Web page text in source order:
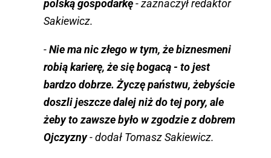
polską gospodarkę- zaznaczył redaktor
Sakiewicz.
-Nie ma nic złego w tym, że biznesmeni
robią karierę, że się bogacą - to jest
bardzo dobrze. Życzę państwu, żebyście
doszli jeszcze dalej niż do tej pory, ale
żeby to zawsze było w zgodzie z dobrem
Ojczyzny- dodał Tomasz Sakiewicz.